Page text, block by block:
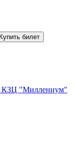
КЗЦ "Миллениум"